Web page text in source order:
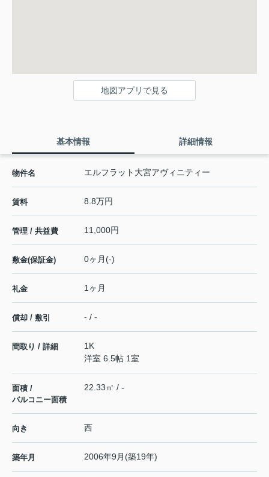
地図アプリで見る
基本情報 詳細情報
物件名 エルフラット大宮アヴィニティー
賃料 8.8万円
管理 / 共益費 11,000円
敷金(保証金) 0ヶ月(-)
礼金 1ヶ月
償却 / 敷引 - / -
間取り / 詳細
1K
洋室 6.5帖 1室
面積 /
バルコニー面積
22.33㎡ / -
向き 西
築年月 2006年9月(築19年)